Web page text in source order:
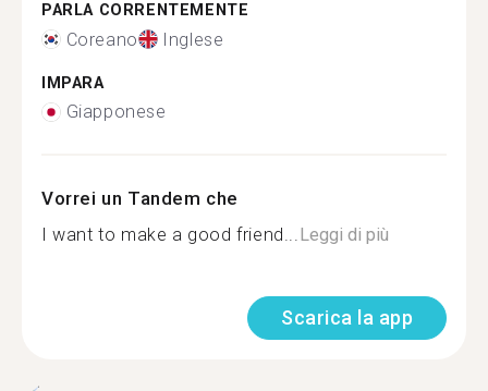
PARLA CORRENTEMENTE
Coreano Inglese
IMPARA
Giapponese
Vorrei un Tandem che
I want to make a good friend...Leggi di più
Scarica la app